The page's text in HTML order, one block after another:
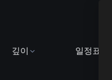
깊이 일정표